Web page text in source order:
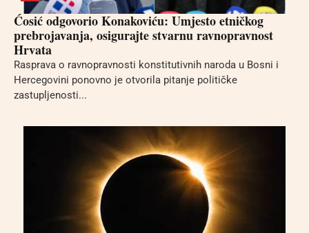
Ćosić odgovorio Konakoviću: Umjesto etničkog
prebrojavanja, osigurajte stvarnu ravnopravnost
Hrvata
Rasprava o ravnopravnosti konstitutivnih naroda u Bosni i
Hercegovini ponovno je otvorila pitanje političke
zastupljenosti...